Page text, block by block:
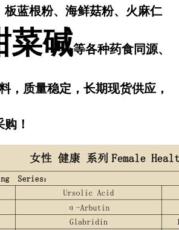
板蓝根粉、海鲜菇粉、火麻仁
菜碱等各种药食同源、
，质量稳定，长期现货供应，
！